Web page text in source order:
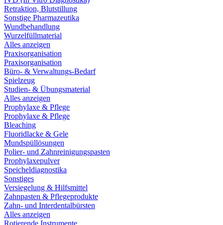
Retraktion, Blutstillung
Sonstige Pharmazeutika
Wundbehandlung
Wurzelfüllmaterial
Alles anzeigen
Praxisorganisation
Praxisorganisation
Büro- & Verwaltungs-Bedarf
Spielzeug
Studien- & Übungsmaterial
Alles anzeigen
Prophylaxe & Pflege
Prophylaxe & Pflege
Bleaching
Fluoridlacke & Gele
Mundspüllösungen
Polier- und Zahnreinigungspasten
Prophylaxepulver
Speicheldiagnostika
Sonstiges
Versiegelung & Hilfsmittel
Zahnpasten & Pflegeprodukte
Zahn- und Interdentalbürsten
Alles anzeigen
Rotierende Instrumente